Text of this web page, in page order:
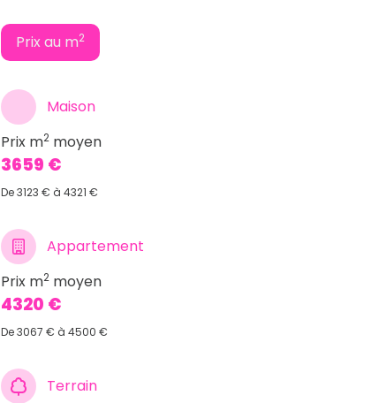
Prix au m2
Maison
Prix m2 moyen
3659 €
De 3123 € à 4321 €
Appartement
Prix m2 moyen
4320 €
De 3067 € à 4500 €
Terrain